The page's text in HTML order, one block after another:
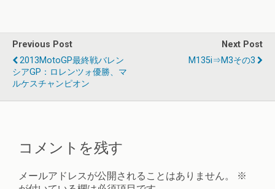
Previous Post
2013MotoGP最終戦バレン
シアGP：ロレンツォ優勝、マ
ルケスチャンピオン
Next Post
M135i⇒M3その3
コメントを残す
メールアドレスが公開されることはありません。
※